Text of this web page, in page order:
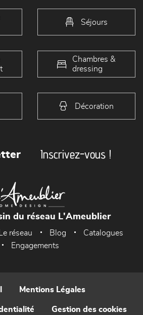
Séjours
Chambres &
dressing
Décoration
Inscrivez-vous !
du réseau L'Ameublier
Le réseau Blog
Catalogues
Engagements
Mentions Légales
Gestion des cookies